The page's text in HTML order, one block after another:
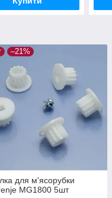
–21%
для м'ясорубки
MG1800 5шт